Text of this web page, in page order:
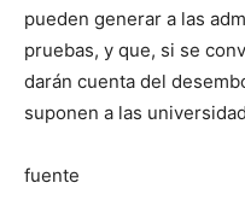
pueden generar a las
pruebas, y que, si se
darán cuenta del
suponen a las
fuente